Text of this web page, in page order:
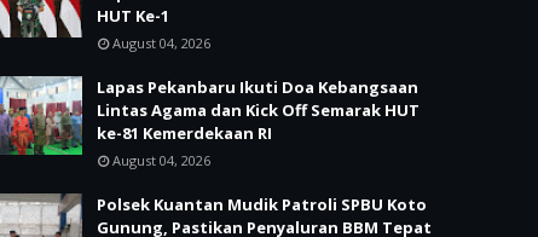
HUT Ke-1
August 04, 2026
Lapas Pekanbaru Ikuti Doa Kebangsaan
Lintas Agama dan Kick Off Semarak HUT
ke-81 Kemerdekaan RI
August 04, 2026
Polsek Kuantan Mudik Patroli SPBU Koto
Gunung, Pastikan Penyaluran BBM Tepat